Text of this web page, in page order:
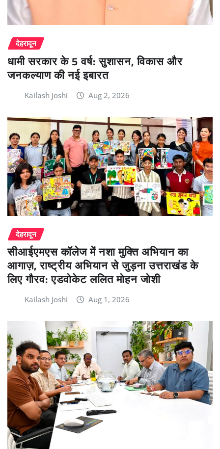
देहरादून
धामी सरकार के 5 वर्ष: सुशासन, विकास और
जनकल्याण की नई इबारत
Kailash Joshi Aug 2, 2026
देहरादून
सीआईएमएस कॉलेज में नशा मुक्ति अभियान का
आगाज़, राष्ट्रीय अभियान से जुड़ना उत्तराखंड के
लिए गौरव: एडवोकेट ललित मोहन जोशी
Kailash Joshi Aug 1, 2026